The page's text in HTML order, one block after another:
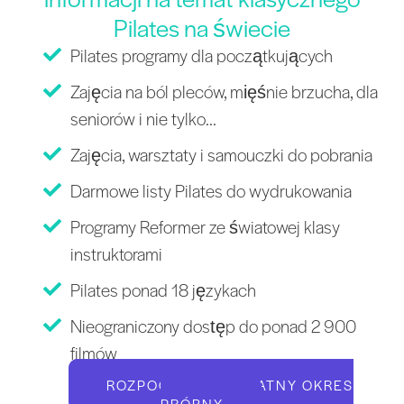
Pilates na świecie
Pilates programy dla początkujących
Zajęcia na ból pleców, mięśnie brzucha, dla
seniorów i nie tylko...
Zajęcia, warsztaty i samouczki do pobrania
Darmowe listy Pilates do wydrukowania
Programy Reformer ze światowej klasy
instruktorami
Pilates ponad 18 językach
Nieograniczony dostęp do ponad 2 900
filmów
ROZPOCZNIJ BEZPŁATNY OKRES